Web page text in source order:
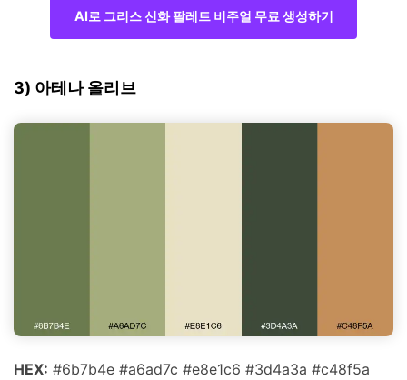
AI로 그리스 신화 팔레트 비주얼 무료 생성하기
3) 아테나 올리브
HEX: #6b7b4e #a6ad7c #e8e1c6 #3d4a3a #c48f5a